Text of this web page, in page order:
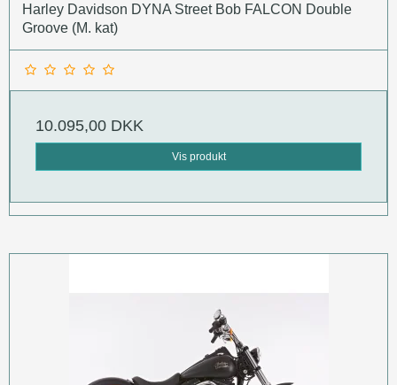
Harley Davidson DYNA Street Bob FALCON Double
Groove (M. kat)
10.095,00 DKK
Vis produkt